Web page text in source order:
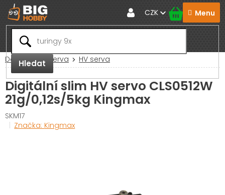
Přejít
na
obsah
Hledat
CZK
Domů RC Serva HV serva
Digitální slim HV servo CLS0512W
21g/0,12s/5kg Kingmax
SKM17
Značka: Kingmax